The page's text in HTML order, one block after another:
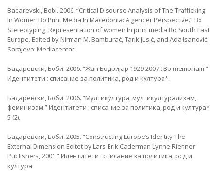
Badarevski, Bobi. 2006. “Critical Disourse Analysis of The Trafficking
In Women Во Print Media In Macedonia: A gender Perspective.” Во
Stereotyping: Representation of women In print media Во South East
Europe. Edited by Nirman M. Bamburać, Tarik Jusić, and Ada Isanović.
Sarajevo: Mediacentar.
Бадаревски, Боби. 2006. “Жан Бодријар 1929-2007 : Во memoriam.”
Идентитети : списание за политика, род и култура*.
Бадаревски, Боби. 2006. “Мултикултура, мултикултурализам,
феминизам.” Идентитети : списание за политика, род и култура*
5 (2).
Бадаревски, Боби. 2005. “Constructing Europe’s Identity The
External Dimension Editet by Lars-Erik Caderman Lynne Rienner
Publishers, 2001.” Идентитети : списание за политика, род и
култура